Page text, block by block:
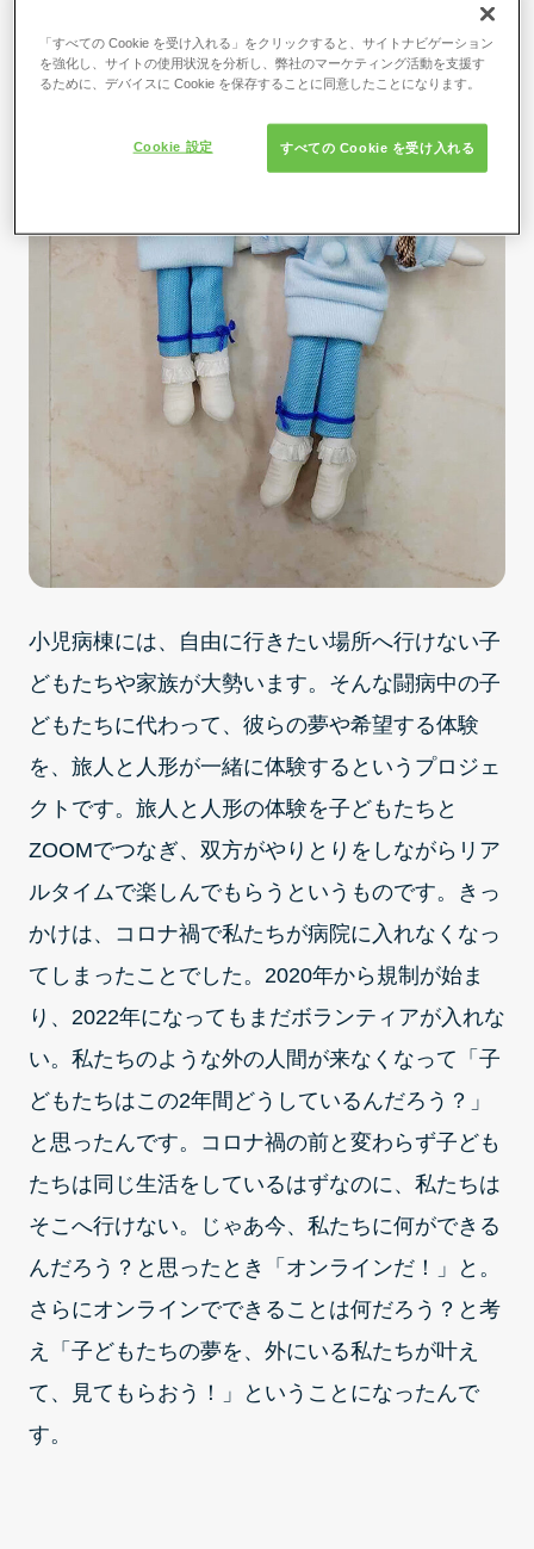
小児病棟には、自由に行きたい場所へ行けない子
どもたちや家族が大勢います。そんな闘病中の子
どもたちに代わって、彼らの夢や希望する体験
を、旅人と人形が一緒に体験するというプロジェ
クトです。旅人と人形の体験を子どもたちと
ZOOMでつなぎ、双方がやりとりをしながらリア
ルタイムで楽しんでもらうというものです。きっ
かけは、コロナ禍で私たちが病院に入れなくなっ
てしまったことでした。2020年から規制が始ま
り、2022年になってもまだボランティアが入れな
い。私たちのような外の人間が来なくなって「子
どもたちはこの2年間どうしているんだろう？」
と思ったんです。コロナ禍の前と変わらず子ども
たちは同じ生活をしているはずなのに、私たちは
そこへ行けない。じゃあ今、私たちに何ができる
んだろう？と思ったとき「オンラインだ！」と。
さらにオンラインでできることは何だろう？と考
え「子どもたちの夢を、外にいる私たちが叶え
て、見てもらおう！」ということになったんで
す。
「すべての Cookie を受け入れる」をクリックすると、サイトナビゲーション
を強化し、サイトの使用状況を分析し、弊社のマーケティング活動を支援す
るために、デバイスに Cookie を保存することに同意したことになります。
すべての Cookie を受け入れる
Cookie 設定